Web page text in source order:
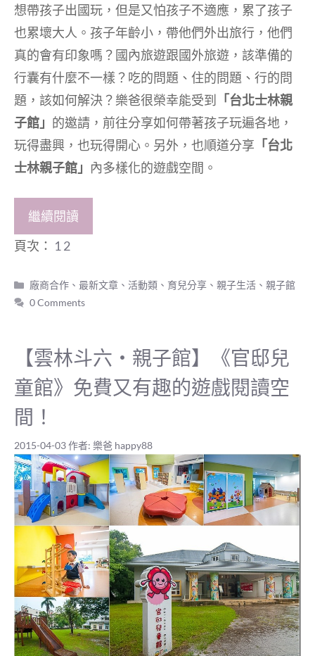
想帶孩子出國玩，但是又怕孩子不適應，累了孩子
也累壞大人。孩子年齡小，帶他們外出旅行，他們
真的會有印象嗎？國內旅遊跟國外旅遊，該準備的
行囊有什麼不一樣？吃的問題、住的問題、行的問
題，該如何解決？樂爸很榮幸能受到
「台北士林親
子館」 的邀請，前往分享如何帶著孩子玩遍各地，
玩得盡興，也玩得開心。另外，也順道分享 「台北
士林親子館」 內多樣化的遊戲空間。
繼續閱讀
頁次： 1 2
分
類
廠商合作 、最新文章 、 活動類 、 育兒分享 、親子生活 、親子館
0 Comments
【雲林斗六‧親子館】《官邸兒
童館》免費又有趣的遊戲閱讀空
間！
2015-04-03作者: 樂爸 happy88